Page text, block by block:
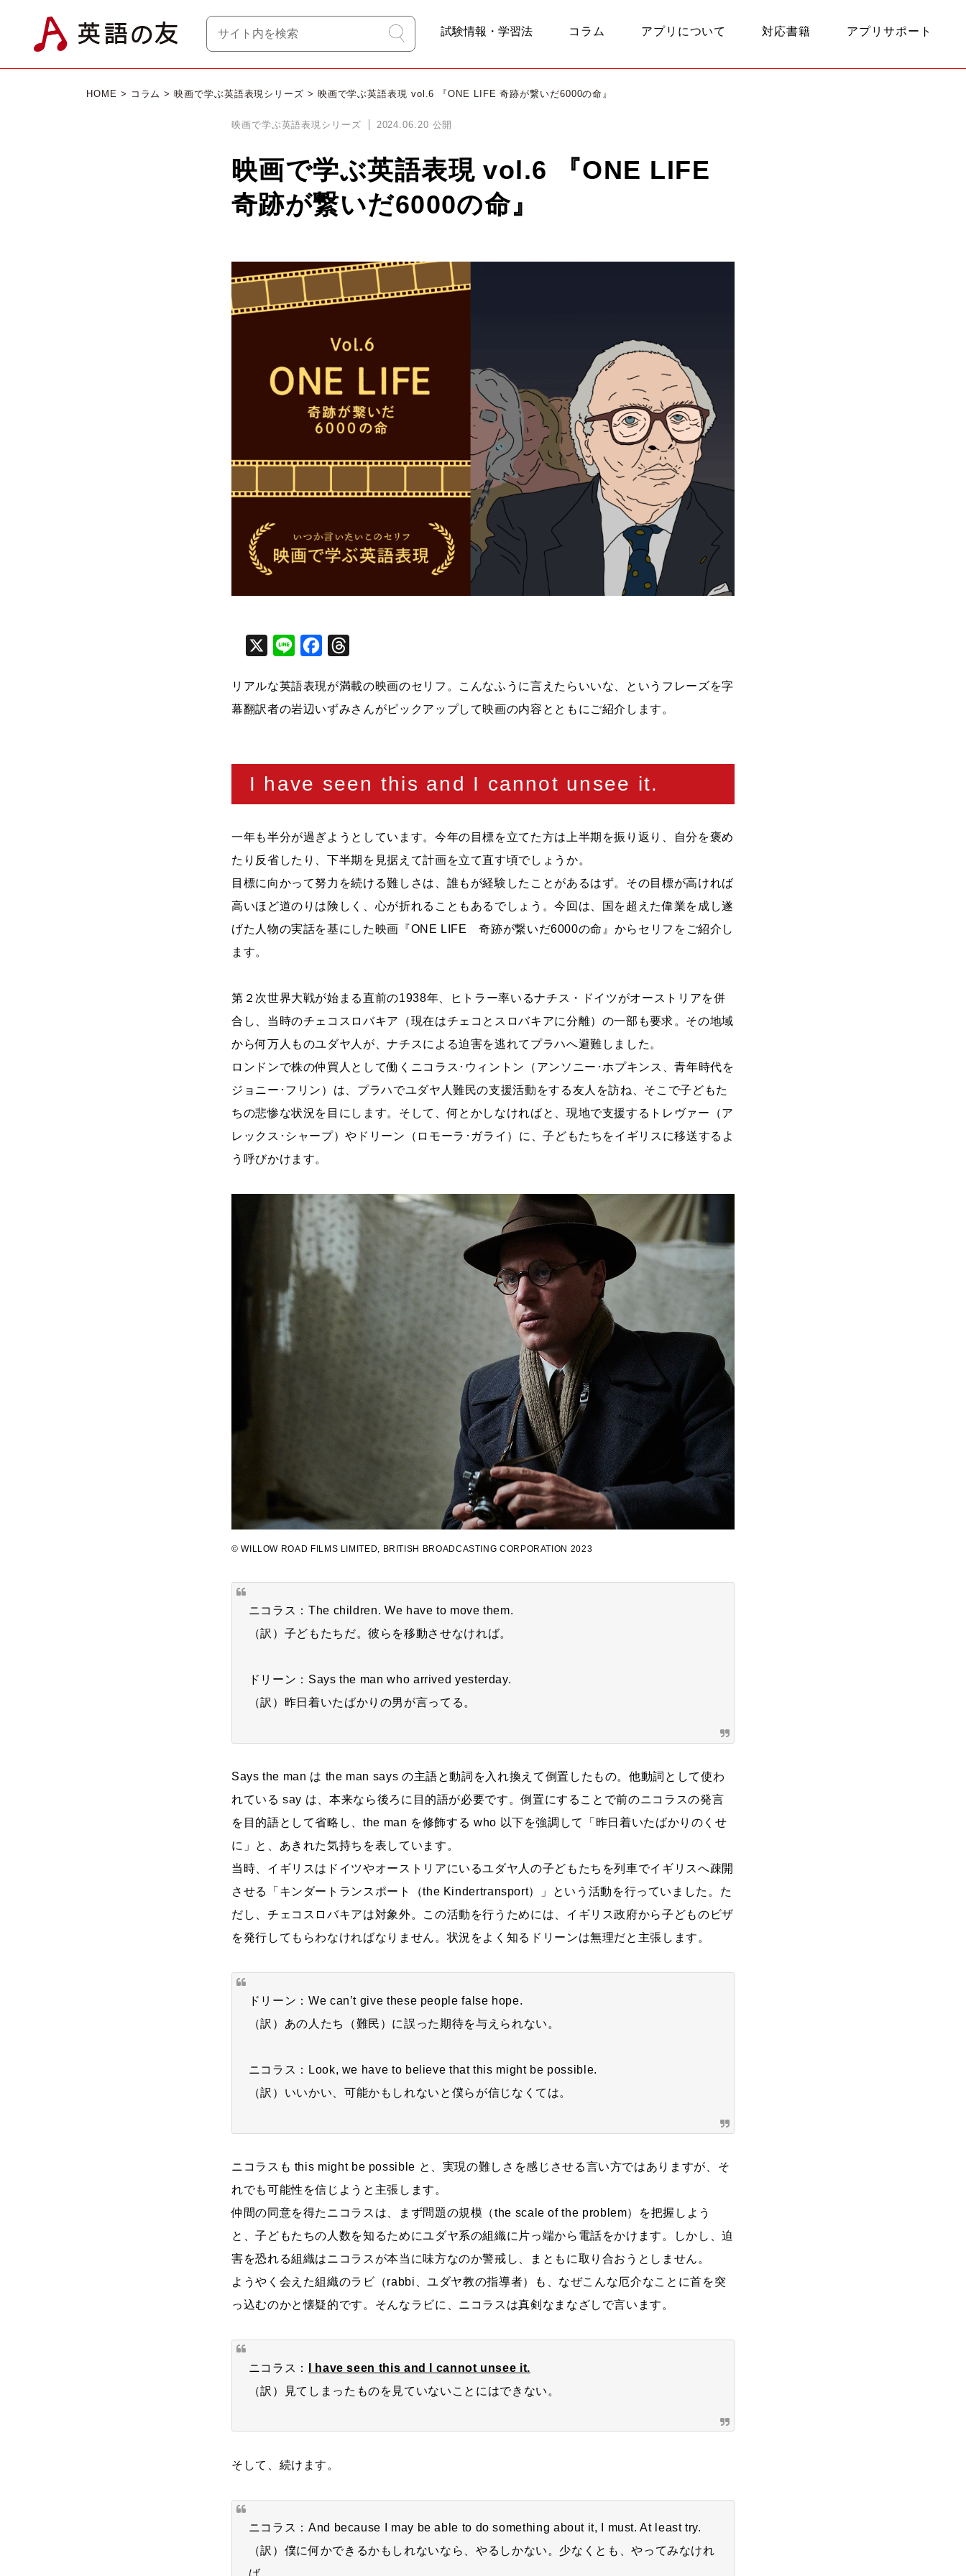
試験情報・学習法 コラム アプリについて 対応書籍 アプリサポート
HOME > コラム >映画で学ぶ英語表現シリーズ > 映画で学ぶ英語表現 vol.6 『ONE LIFE 奇跡が繋いだ6000の命』
映画で学ぶ英語表現シリーズ 2024.06.20 公開
映画で学ぶ英語表現 vol.6 『ONE LIFE
奇跡が繋いだ6000の命』
X Line Facebook
リアルな英語表現が満載の映画のセリフ。こんなふうに言えたらいいな、というフレーズを字
幕翻訳者の岩辺いずみさんがピックアップして映画の内容とともにご紹介します。
I have seen this and I cannot unsee it.
一年も半分が過ぎようとしています。今年の目標を立てた方は上半期を振り返り、自分を褒め
たり反省したり、下半期を見据えて計画を立て直す頃でしょうか。
目標に向かって努力を続ける難しさは、誰もが経験したことがあるはず。その目標が高ければ
高いほど道のりは険しく、心が折れることもあるでしょう。今回は、国を超えた偉業を成し遂
げた人物の実話を基にした映画『ONE LIFE 奇跡が繋いだ6000の命』からセリフをご紹介し
ます。
第２次世界大戦が始まる直前の1938年、ヒトラー率いるナチス・ドイツがオーストリアを併
合し、当時のチェコスロバキア（現在はチェコとスロバキアに分離）の一部も要求。その地域
から何万人ものユダヤ人が、ナチスによる迫害を逃れてプラハへ避難しました。
ロンドンで株の仲買人として働くニコラス･ウィントン（アンソニー･ホプキンス、青年時代を
ジョニー･フリン）は、プラハでユダヤ人難民の支援活動をする友人を訪ね、そこで子どもた
ちの悲惨な状況を目にします。そして、何とかしなければと、現地で支援するトレヴァー（ア
レックス･シャープ）やドリーン（ロモーラ･ガライ）に、子どもたちをイギリスに移送するよ
う呼びかけます。
© WILLOW ROAD FILMS LIMITED, BRITISH BROADCASTING CORPORATION 2023
ニコラス：The children. We have to move them.
（訳）子どもたちだ。彼らを移動させなければ。
ドリーン：Says the man who arrived yesterday.
（訳）昨日着いたばかりの男が言ってる。
Says the man は the man says の主語と動詞を入れ換えて倒置したもの。他動詞として使わ
れている say は、本来なら後ろに目的語が必要です。倒置にすることで前のニコラスの発言
を目的語として省略し、the man を修飾する who 以下を強調して「昨日着いたばかりのくせ
に」と、あきれた気持ちを表しています。
当時、イギリスはドイツやオーストリアにいるユダヤ人の子どもたちを列車でイギリスへ疎開
させる「キンダートランスポート（the Kindertransport）」という活動を行っていました。た
だし、チェコスロバキアは対象外。この活動を行うためには、イギリス政府から子どものビザ
を発行してもらわなければなりません。状況をよく知るドリーンは無理だと主張します。
ドリーン：We can’t give these people false hope.
（訳）あの人たち（難民）に誤った期待を与えられない。
ニコラス：Look, we have to believe that this might be possible.
（訳）いいかい、可能かもしれないと僕らが信じなくては。
ニコラスも this might be possible と、実現の難しさを感じさせる言い方ではありますが、そ
れでも可能性を信じようと主張します。
仲間の同意を得たニコラスは、まず問題の規模（the scale of the problem）を把握しよう
と、子どもたちの人数を知るためにユダヤ系の組織に片っ端から電話をかけます。しかし、迫
害を恐れる組織はニコラスが本当に味方なのか警戒し、まともに取り合おうとしません。
ようやく会えた組織のラビ（rabbi、ユダヤ教の指導者）も、なぜこんな厄介なことに首を突
っ込むのかと懐疑的です。そんなラビに、ニコラスは真剣なまなざしで言います。
ニコラス：
I have seen this and I cannot unsee it.
（訳）見てしまったものを見ていないことにはできない。
そして、続けます。
ニコラス：And because I may be able to do something about it, I must. At least try.
（訳）僕に何かできるかもしれないなら、やるしかない。少なくとも、やってみなけれ